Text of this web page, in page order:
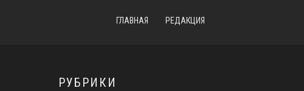
ГЛАВНАЯ РЕДАКЦИЯ
РУБРИКИ